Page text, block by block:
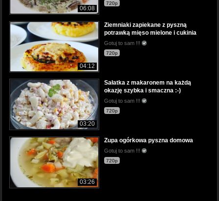
06:08
720p
04:12
Ziemniaki zapiekane z pyszną
potrawką mięso mielone i cukinia
Gotuj to sam !!!
720p
03:20
Sałatka z makaronem na każdą
okazję szybka i smaczna :-)
Gotuj to sam !!!
720p
03:26
Zupa ogórkowa pyszna domowa
Gotuj to sam !!!
720p